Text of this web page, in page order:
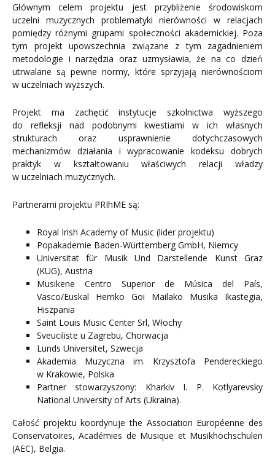
Głównym celem projektu jest przybliżenie środowiskom
uczelni muzycznych problematyki nierówności w relacjach
pomiędzy różnymi grupami społeczności akademickiej. Poza
tym projekt upowszechnia związane z tym zagadnieniem
metodologie i narzędzia oraz uzmysławia, że na co dzień
utrwalane są pewne normy, które sprzyjają nierównościom
w uczelniach wyższych.
Projekt ma zachęcić instytucje szkolnictwa wyższego
do refleksji nad podobnymi kwestiami w ich własnych
strukturach oraz usprawnienie dotychczasowych
mechanizmów działania i wypracowanie kodeksu dobrych
praktyk w kształtowaniu właściwych relacji władzy
w uczelniach muzycznych.
Partnerami projektu PRIhME są:
Royal Irish Academy of Music (lider projektu)
Popakademie Baden-Württemberg GmbH, Niemcy
Universitat für Musik Und Darstellende Kunst Graz
(KUG), Austria
Musikene Centro Superior de Música del País,
Vasco/Euskal Herriko Goi Mailako Musika Ikastegia,
Hiszpania
Saint Louis Music Center Srl, Włochy
Sveuciliste u Zagrebu, Chorwacja
Lunds Universitet, Szwecja
Akademia Muzyczna im. Krzysztofa Pendereckiego
w Krakowie, Polska
Partner stowarzyszony: Kharkiv I. P. Kotlyarevsky
National University of Arts (Ukraina).
Całość projektu koordynuje the Association Européenne des
Conservatoires, Académies de Musique et Musikhochschulen
(AEC), Belgia.